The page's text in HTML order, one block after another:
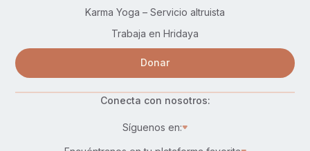
Karma Yoga – Servicio altruista
Trabaja en Hridaya
Donar
Conecta con nosotros:
Síguenos en: